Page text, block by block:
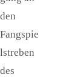
den
Fangspie
lstreben
des